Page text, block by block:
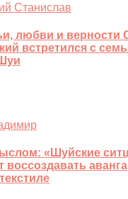
Станислав
любви и верности
встретился с
«Шуйские
воссоздавать